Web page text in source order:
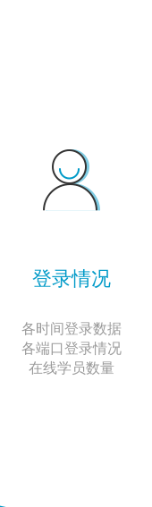
登录情况
各时间登录数据
各端口登录情况
在线学员数量